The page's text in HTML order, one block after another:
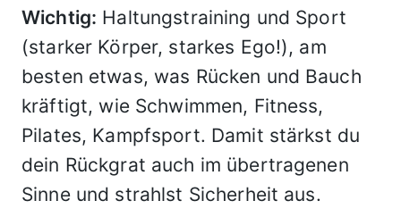
Wichtig: Haltungstraining und Sport
(starker Körper, starkes Ego!), am
besten etwas, was Rücken und Bauch
kräftigt, wie Schwimmen, Fitness,
Pilates, Kampfsport. Damit stärkst du
dein Rückgrat auch im übertragenen
Sinne und strahlst Sicherheit aus.